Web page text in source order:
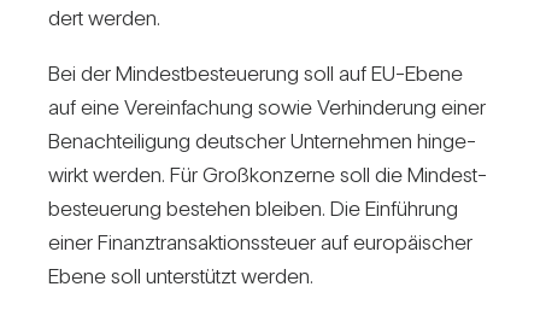
dert werden.
Bei der Min­dest­be­steue­rung soll auf EU-Ebene
auf eine Ver­ein­fa­chung sowie Ver­hin­de­rung einer
Benach­tei­li­gung deut­scher Unter­nehmen hin­ge­
wirkt werden. Für Groß­kon­zerne soll die Min­dest­
be­steue­rung bestehen bleiben. Die Ein­füh­rung
einer Finanz­trans­ak­ti­ons­steuer auf euro­päi­scher
Ebene soll unter­stützt werden.